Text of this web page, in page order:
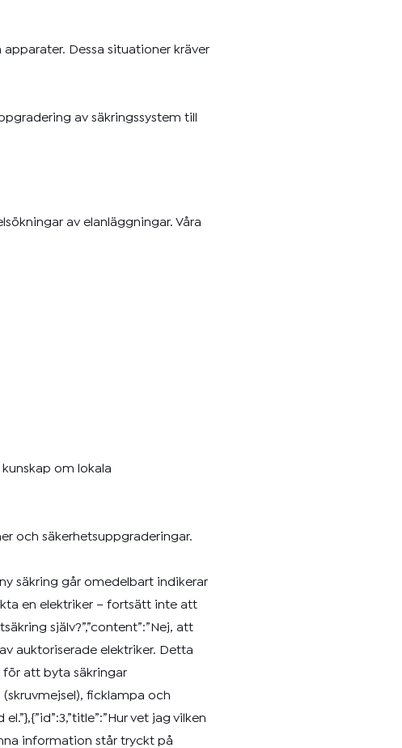
Dessa situationer kräver
av säkringssystem till
av elanläggningar. Våra
om lokala
och säkerhetsuppgraderingar.
säkring går omedelbart indikerar
en elektriker – fortsätt inte att
själv?”,”content”:”Nej, att
auktoriserade elektriker. Detta
för att byta säkringar
ficklampa och
vet jag vilken
information står tryckt på